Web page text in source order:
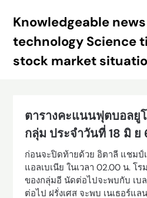
Knowledgeable
technology Science
stock market
ตารางคะแนนฟุตบอลยู
กลุ่ม ประจำวันที่ 18 มิ ย
ก่อนจะปิดท้ายด้วย อิตาลี แชมป์
แอลเบเนีย ในเวลา 02.00 น. โ
ของกลุ่มอี นัดต่อไปจะพบกับ เบ
ต่อไป ฝรั่งเศส จะพบ เนเธอร์แ